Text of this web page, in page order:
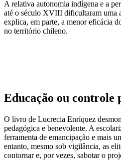
A relativa autonomia indígena e a
até o século XVIII dificultaram uma
explica, em parte, a menor eficácia
no território chileno.
Educação ou controle
O livro de Lucrecia Enríquez
pedagógica e benevolente. A
ferramenta de emancipação e mais
entanto, mesmo sob vigilância, as
contornar e, por vezes, sabotar o